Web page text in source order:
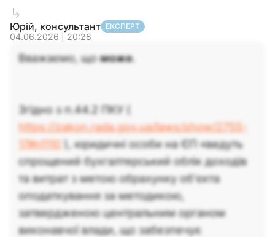
Юрій, консультант ЕКСПЕРТ
04.06.2026 | 20:28
Вважаємо, щоможе.
Згідно з п.44.2 ПКУ (
https://zakon.rada.gov.ua/laws/show/2755-
17#n1110
), юридичні особи на ЄП «ведуть
спрощений бухгалтерський облік доходів
та витрат з метою обрахунку об’єкта
оподаткування за методикою,
затвердженою центральним органом
виконавчої влади, що забезпечує